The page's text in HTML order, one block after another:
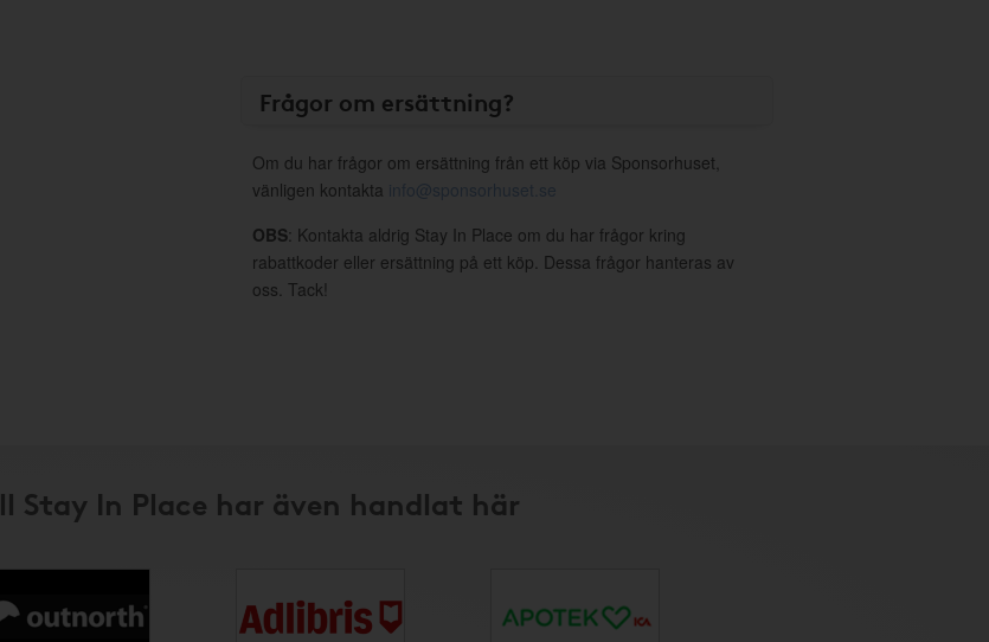
Frågor om ersättning?
Om du har frågor om ersättning från ett köp via Sponsorhuset,
vänligen kontakta info@sponsorhuset.se
OBS: Kontakta aldrig Stay In Place om du har frågor kring
rabattkoder eller ersättning på ett köp. Dessa frågor hanteras av
oss. Tack!
Stay In Place har även handlat här